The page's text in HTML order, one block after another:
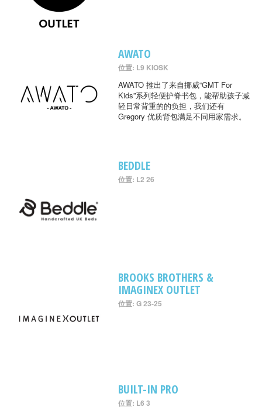
AWATO
位置: L9 KIOSK
AWATO 推出了来自挪威“GMT For
Kids”系列轻便护脊书包，能帮助孩子减
轻日常背重的的负担，我们还有
Gregory 优质背包满足不同用家需求。
BEDDLE
位置: L2 26
BROOKS BROTHERS &
IMAGINEX OUTLET
位置: G 23-25
BUILT-IN PRO
位置: L6 3